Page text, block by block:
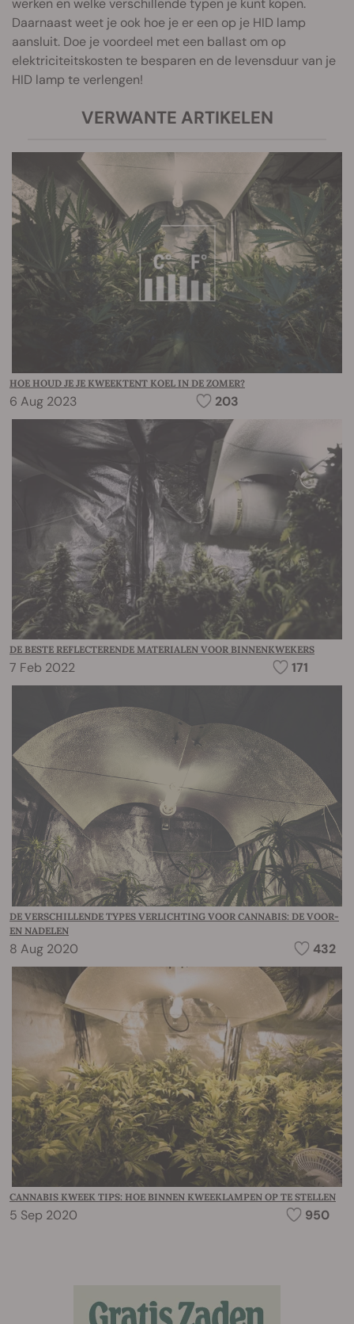
werken en welke verschillende typen je kunt kopen.
Daarnaast weet je ook hoe je er een op je HID lamp
aansluit. Doe je voordeel met een ballast om op
elektriciteitskosten te besparen en de levensduur van je
HID lamp te verlengen!
VERWANTE ARTIKELEN
HOE HOUD JE JE KWEEKTENT KOEL IN DE ZOMER?
6 Aug 2023 203
DE BESTE REFLECTERENDE MATERIALEN VOOR BINNENKWEKERS
7 Feb 2022 171
DE VERSCHILLENDE TYPES VERLICHTING VOOR CANNABIS: DE VOOR-
EN NADELEN
8 Aug 2020 432
CANNABIS KWEEK TIPS: HOE BINNEN KWEEKLAMPEN OP TE STELLEN
5 Sep 2020 950